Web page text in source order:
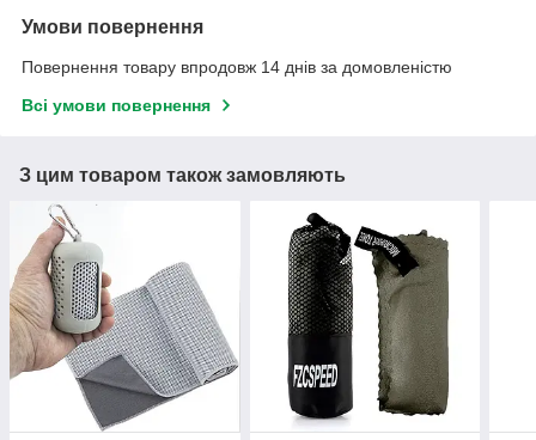
Умови повернення
Повернення товару впродовж 14 днів за домовленістю
Всі умови повернення
З цим товаром також замовляють